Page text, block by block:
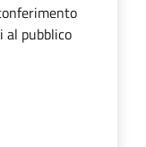
pubblico